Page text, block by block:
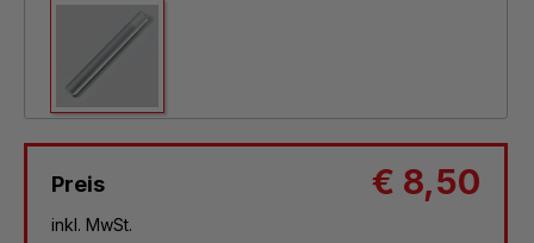
Preis € 8,50
inkl. MwSt.